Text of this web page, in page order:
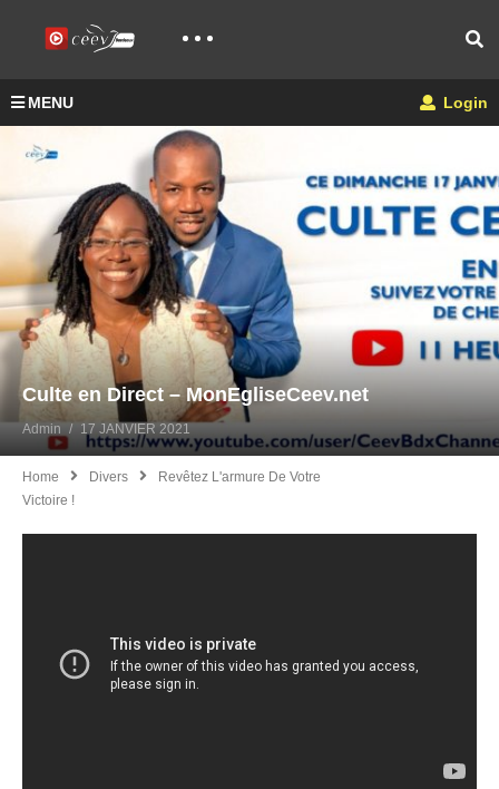
MENU Login
Culte en Direct – MonEgliseCeev.net
Admin 17 JANVIER 2021
Home Divers
Revêtez L'armure De Votre
Victoire !